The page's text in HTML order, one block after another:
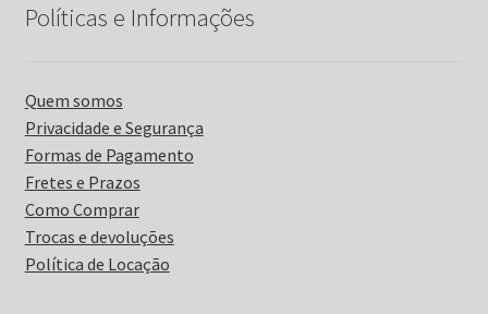
Políticas e Informações
Quem somos
Privacidade e Segurança
Formas de Pagamento
Fretes e Prazos
Como Comprar
Trocas e devoluções
Política de Locação